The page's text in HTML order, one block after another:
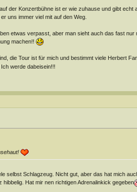
der Konzertbühne ist er wie zuhause und gibt echt
uns immer viel mit auf den Weg.
etwas verpasst, aber man sieht auch das fast
machen!!
die Tour ist für mich und bestimmt viele Herbert
werde dabeisein!!!
selbst Schlagzeug. Nicht gut, aber das hat mich
Hat mir nen richtigen Adrenalinkick gegeben